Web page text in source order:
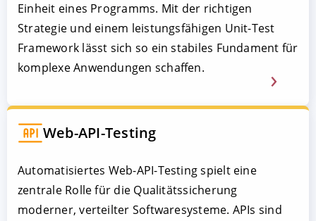
Einheit eines Programms. Mit der richtigen
Strategie und einem leistungsfähigen Unit-Test
Framework lässt sich so ein stabiles Fundament für
komplexe Anwendungen schaffen.
Web-API-Testing
Automatisiertes Web-API-Testing spielt eine
zentrale Rolle für die Qualitätssicherung
moderner, verteilter Softwaresysteme. APIs sind